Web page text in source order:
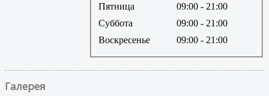
Пятница
09:00 - 21:00
Суббота
09:00 - 21:00
Воскресенье
09:00 - 21:00
Галерея